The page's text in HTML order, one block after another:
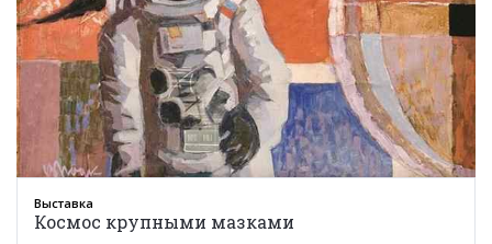
Выставка
Космос крупными мазками